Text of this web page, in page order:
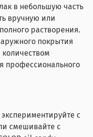
в небольшую часть
вручную или
растворения.
покрытия
профессионального
с
смешивайте с